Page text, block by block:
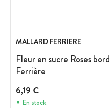
MALLARD FERRIERE
Fleur en sucre Roses
Ferrière
6,19 €
En stock